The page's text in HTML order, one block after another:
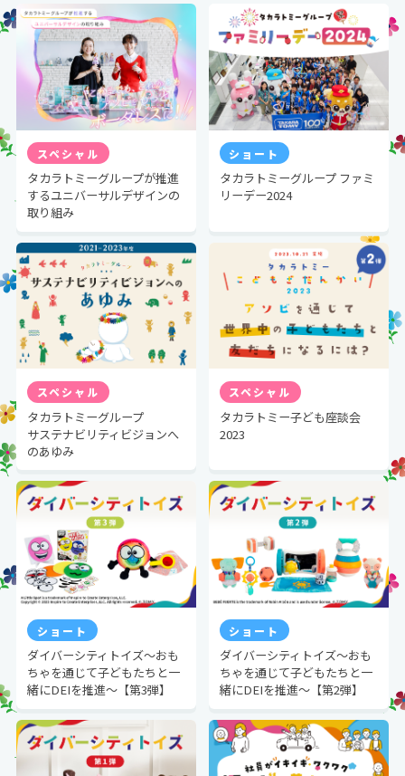
スペシャル
タカラトミーグループが推進
するユニバーサルデザインの
取り組み
ショート
タカラトミーグループ ファミ
リーデー2024
スペシャル
タカラトミーグループ
サステナビリティビジョンへ
のあゆみ
スペシャル
タカラトミー子ども座談会
2023
ショート
ダイバーシティトイズ～おも
ちゃを通じて子どもたちと一
緒にDEIを推進～【第3弾】
ショート
ダイバーシティトイズ～おも
ちゃを通じて子どもたちと一
緒にDEIを推進～【第2弾】